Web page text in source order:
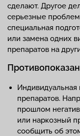
сделают. Другое
серьезные
специальная
или замена одних
препаратов на
препаратов.
прошлом
или наркозный
сообщить об